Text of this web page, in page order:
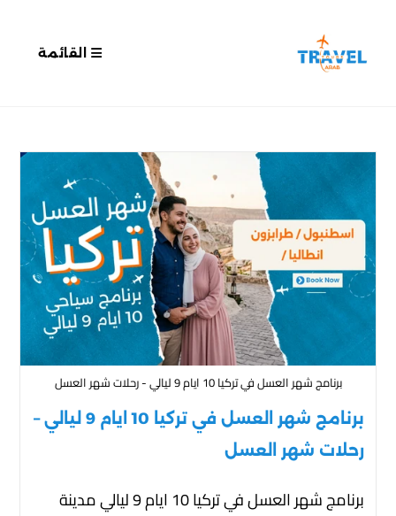
القائمة
برنامج شهر العسل في تركيا 10 ايام 9 ليالي - رحلات شهر العسل
برنامج شهر العسل في تركيا 10 ايام 9 ليالي –
رحلات شهر العسل
برنامج شهر العسل في تركيا 10 ايام 9 ليالي مدينة